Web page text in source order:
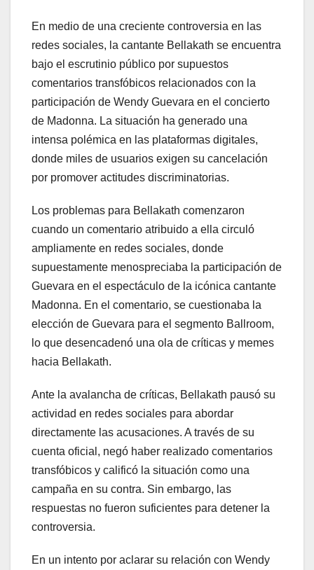
En medio de una creciente controversia en las
redes sociales, la cantante Bellakath se encuentra
bajo el escrutinio público por supuestos
comentarios transfóbicos relacionados con la
participación de Wendy Guevara en el concierto
de Madonna. La situación ha generado una
intensa polémica en las plataformas digitales,
donde miles de usuarios exigen su cancelación
por promover actitudes discriminatorias.
Los problemas para Bellakath comenzaron
cuando un comentario atribuido a ella circuló
ampliamente en redes sociales, donde
supuestamente menospreciaba la participación de
Guevara en el espectáculo de la icónica cantante
Madonna. En el comentario, se cuestionaba la
elección de Guevara para el segmento Ballroom,
lo que desencadenó una ola de críticas y memes
hacia Bellakath.
Ante la avalancha de críticas, Bellakath pausó su
actividad en redes sociales para abordar
directamente las acusaciones. A través de su
cuenta oficial, negó haber realizado comentarios
transfóbicos y calificó la situación como una
campaña en su contra. Sin embargo, las
respuestas no fueron suficientes para detener la
controversia.
En un intento por aclarar su relación con Wendy